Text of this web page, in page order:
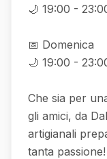
🌙 19:00 -
📅 Domenica
🌙 19:00 -
Che sia per
gli amici, da
artigianali
tanta